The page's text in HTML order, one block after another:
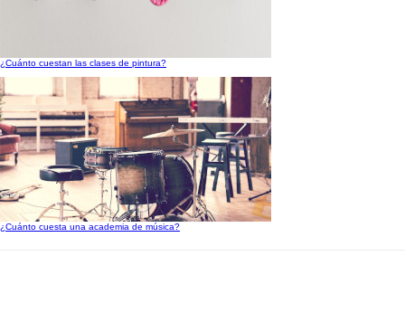
¿Cuánto cuestan las clases de pintura?
¿Cuánto cuesta una academia de música?